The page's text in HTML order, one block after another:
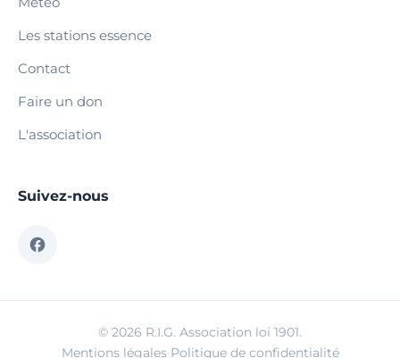
Les stations essence
Contact
Faire un don
L'association
Suivez-nous
© 2026 R.I.G. Association loi 1901.
Mentions légales·Politique de confidentialité